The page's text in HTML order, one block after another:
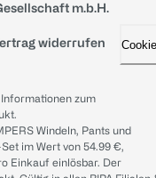
m.b.H.
widerrufen
zum
Windeln, Pants und
im Wert von 54.99 €,
Einkauf einlösbar. Der